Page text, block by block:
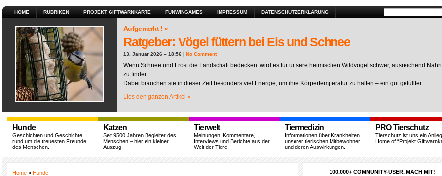
HOME RUBRIKEN PROJEKT GIFTWARNKARTE FUNWINGAMES IMPRESSUM DATENSCHUTZERKLÄRUNG
Aufgemerkt ! »
Ratgeber: Vögel füttern bei Eis und Schnee
13. Januar 2026 – 18:56 | No Comment
Wenn Schnee und Frost die Landschaft bedecken, wird es für unsere heimischen Wildvögel schwer, ausreichend
zu finden.
Dabei brauchen sie in dieser Zeit besonders viel Energie, um ihre Körpertemperatur zu halten – ein gut gefüllter …
Lies den ganzen Artikel »
Hunde
Geschichten und Geschichte
rund um die treuesten Freunde
des Menschen.
Katzen
Seit 9500 Jahren Begleiter des
Menschen – hier ein kleiner
Auszug.
Tierwelt
Meinungen, Kommentare,
Interviews und Berichte aus der
Welt der Tiere.
Tiermedizin
Informationen über Krankheiten
unserer tierischen Mitbewohner
und deren Auswirkungen.
PRO Tierschutz
Tierschutz ist uns ein
Home of “Projekt
Home » Hunde 100.000+ COMMUNITY-USER. MACH MIT!